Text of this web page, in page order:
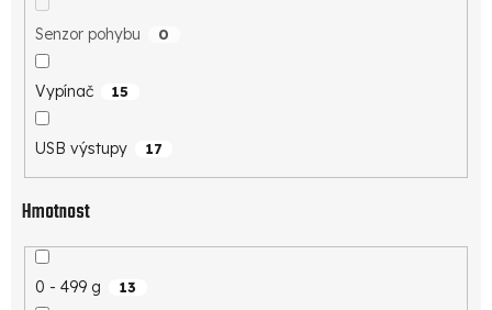
Senzor pohybu 0
Vypínač 15
USB výstupy 17
Hmotnost
0 - 499 g 13